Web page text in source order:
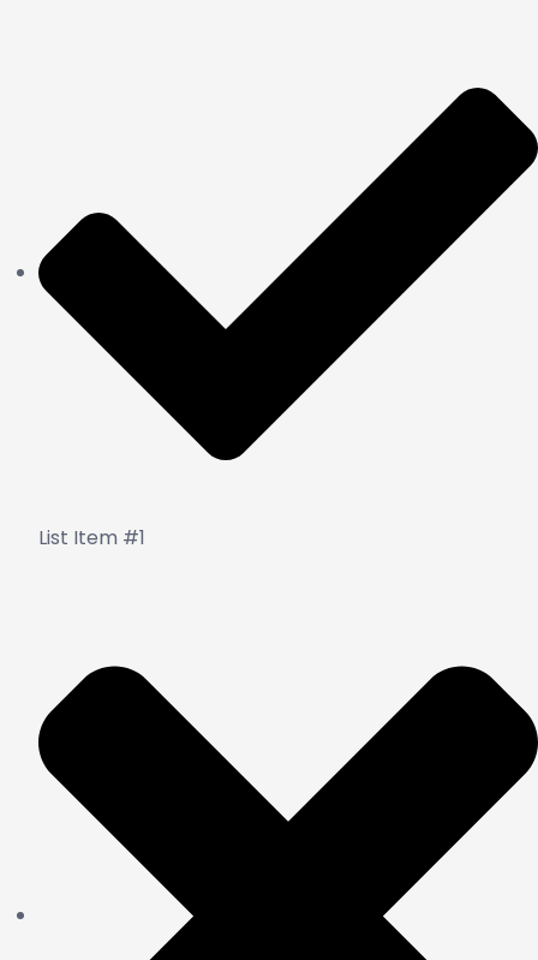
List Item #1